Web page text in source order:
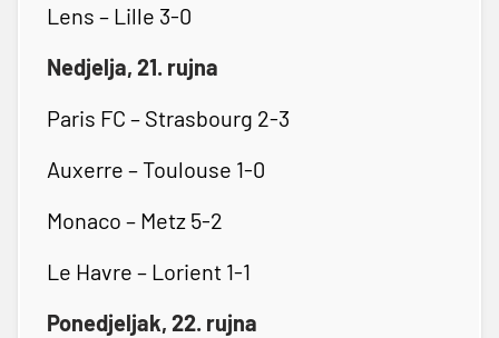
Lens – Lille 3-0
Nedjelja, 21. rujna
Paris FC – Strasbourg 2-3
Auxerre – Toulouse 1-0
Monaco – Metz 5-2
Le Havre – Lorient 1-1
Ponedjeljak, 22. rujna